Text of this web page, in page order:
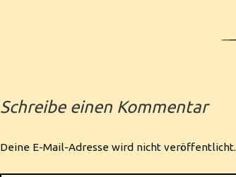
Schreibe einen Kommentar
Deine E-Mail-Adresse wird nicht veröffentlicht.